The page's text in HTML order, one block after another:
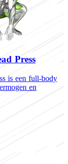
Press
is een full-body
en